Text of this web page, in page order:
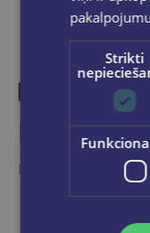
Līdzīgas
Ieskaties, varbūt
Strikti